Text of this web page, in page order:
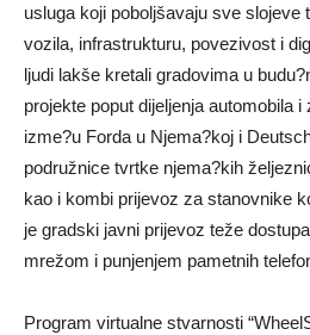
usluga koji poboljšavaju sve slojeve
vozila, infrastrukturu, povezivost i
ljudi lakše kretali gradovima u
projekte poput dijeljenja automobila
izme?u Forda u Njema?koj i
podružnice tvrtke njema?kih
kao i kombi prijevoz za stanovnike
je gradski javni prijevoz teže
mrežom i punjenjem pametnih
Program virtualne stvarnosti